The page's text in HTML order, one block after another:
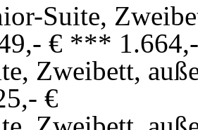
Suite,
€ ***
Zweibett,
€